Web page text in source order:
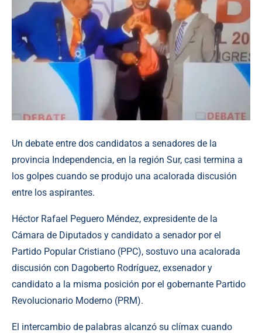
Un debate entre dos candidatos a senadores de la
provincia Independencia, en la región Sur, casi termina a
los golpes cuando se produjo una acalorada discusión
entre los aspirantes.
Héctor Rafael Peguero Méndez, expresidente de la
Cámara de Diputados y candidato a senador por el
Partido Popular Cristiano (PPC), sostuvo una acalorada
discusión con Dagoberto Rodríguez, exsenador y
candidato a la misma posición por el gobernante Partido
Revolucionario Moderno (PRM).
El intercambio de palabras alcanzó su clímax cuando